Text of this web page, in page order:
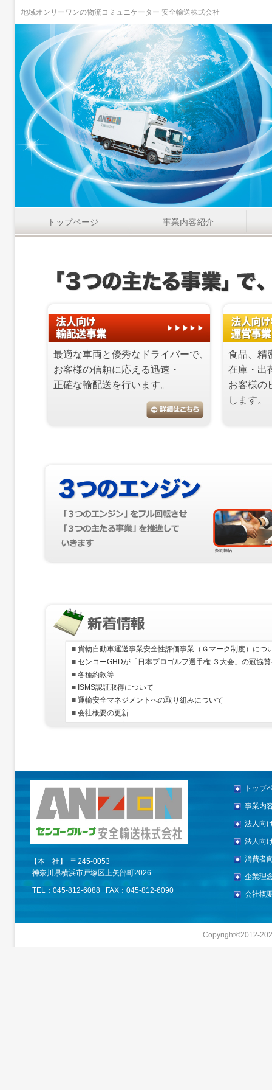
地域オンリーワンの物流コミュニケーター 安全輸送株式会社
トップページ 事業内容紹介
最適な車両と優秀なドライバーで、
お客様の信頼に応える迅速・
正確な輸配送を行います。
食品、精
在庫・出
お客様の
します。
【本 社】 〒245-0053
神奈川県横浜市戸塚区上矢部町2026
TEL：045-812-6088 FAX：045-812-6090
トップ
事業内
法人向
法人向
消費者
企業理
会社概
Copyright©2012-